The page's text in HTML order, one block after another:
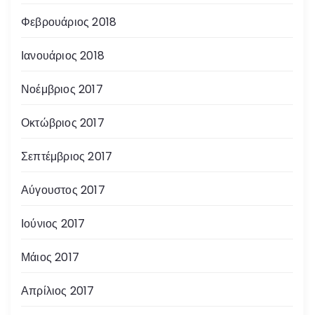
Φεβρουάριος 2018
Ιανουάριος 2018
Νοέμβριος 2017
Οκτώβριος 2017
Σεπτέμβριος 2017
Αύγουστος 2017
Ιούνιος 2017
Μάιος 2017
Απρίλιος 2017